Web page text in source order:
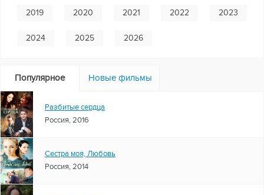
2019 2020 2021 2022 2023
2024 2025 2026
Популярное Новые фильмы
Разбитые сердца
Россия, 2016
Сестра моя, Любовь
Россия, 2014